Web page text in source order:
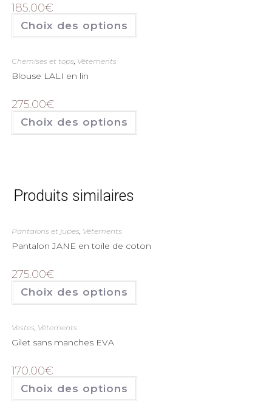
185.00€
Choix des options
Chemises et tops, Vêtements
Blouse LALI en lin
275.00€
Choix des options
Produits similaires
Pantalons et jupes Vêtements
Pantalon JANE en toile de coton
275.00€
Choix des options
Vestes, Vêtements
Gilet sans manches EVA
170.00€
Choix des options